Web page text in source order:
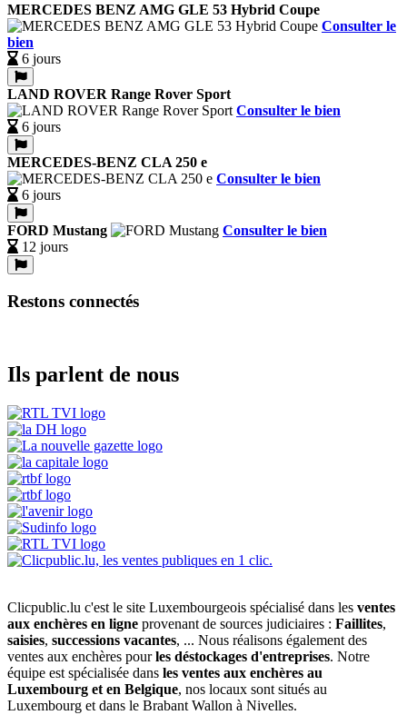
MERCEDES BENZ AMG GLE 53 Hybrid Coupe
Consulter le
bien
6 jours
LAND ROVER Range Rover Sport
Consulter le bien
6 jours
MERCEDES-BENZ CLA 250 e
Consulter le bien
6 jours
FORD Mustang
Consulter le bien
12 jours
Restons connectés
Ils parlent de nous
Clicpublic.lu c'est le site Luxembourgeois spécialisé dans les ventes
aux enchères en ligne provenant de sources judiciaires : Faillites,
saisies, successions vacantes, ... Nous réalisons également des
ventes aux enchères pourles déstockages d'entreprises. Notre
équipe est spécialisée dans les ventes aux enchères au
Luxembourg et en Belgique, nos locaux sont situés au
Luxembourg et dans le Brabant Wallon à Nivelles.